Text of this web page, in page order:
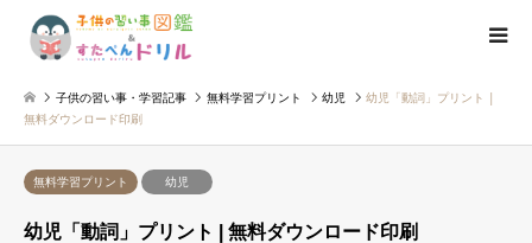
子供の習い事・学習記事 無料学習プリント 幼児
幼児「動詞」プリント |
無料ダウンロード印刷
無料学習プリント 幼児
幼児「動詞」プリント | 無料ダウンロード印刷